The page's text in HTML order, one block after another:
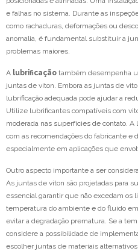
e falhas no sistema. Durante as
como rachaduras, deformações ou
anomalia, é fundamental substituir a
problemas maiores.
A lubrificação também desempenha
juntas de viton. Embora as juntas de
lubrificação adequada pode ajudar a
Utilize lubrificantes compatíveis com
moderada nas superfícies de contato.
com as recomendações do fabricante e
especialmente em aplicações que
Outro aspecto importante a ser
As juntas de viton são projetadas para
essencial garantir que não excedam os
temperatura do ambiente e do fluido
evitar a degradação prematura. Se a
considere a possibilidade de
escolher juntas de materiais